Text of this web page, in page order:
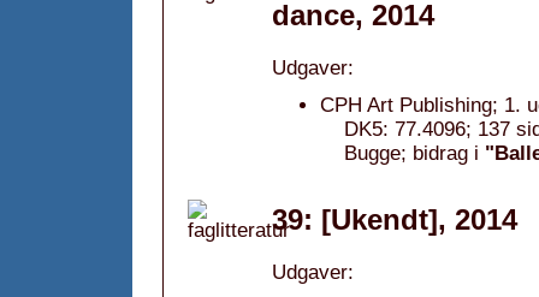
dance, 2014
Udgaver:
CPH Art Publishing; 1.
DK5: 77.4096; 137
Bugge; bidrag i
39: [Ukendt], 2014
Udgaver: